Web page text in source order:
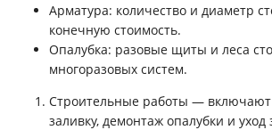
Арматура: количество и диаметр
конечную стоимость.
Опалубка: разовые щиты и леса
многоразовых систем.
Строительные работы —
заливку, демонтаж опалубки и уход